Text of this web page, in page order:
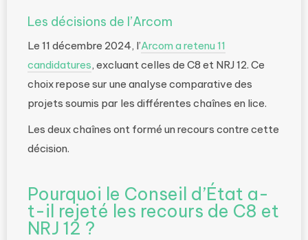
Les décisions de l’Arcom
Le 11 décembre 2024, l’Arcom a retenu 11
candidatures, excluant celles de C8 et NRJ 12. Ce
choix repose sur une analyse comparative des
projets soumis par les différentes chaînes en lice.
Les deux chaînes ont formé un recours contre cette
décision.
Pourquoi le Conseil d’État a-
t-il rejeté les recours de C8 et
NRJ 12 ?